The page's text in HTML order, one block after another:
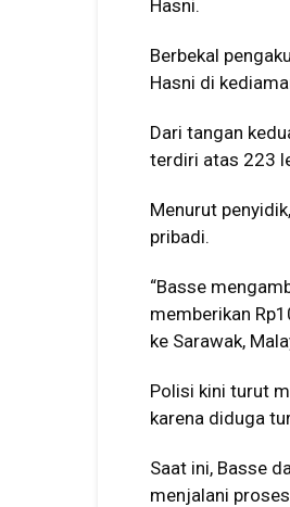
Hasni.
Berbekal
Hasni di
Dari tangan
terdiri atas 223
Menurut
pribadi.
“Basse
memberikan
ke Sarawak,
Polisi kini turut
karena diduga
Saat ini, Basse
menjalani